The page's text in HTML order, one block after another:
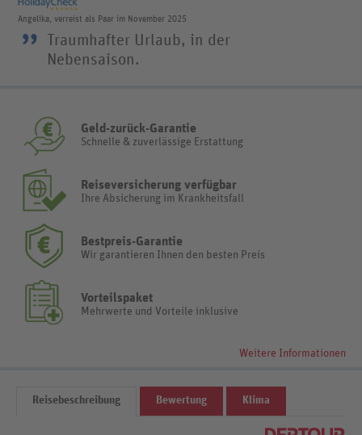
Angelika, verreist als Paar im November 2025
”
Traumhafter Urlaub, in der
Nebensaison.
Geld-zurück-Garantie
Schnelle & zuverlässige Erstattung
Reiseversicherung verfügbar
Ihre Absicherung im Krankheitsfall
Bestpreis-Garantie
Wir garantieren Ihnen den besten Preis
Vorteilspaket
Mehrwerte und Vorteile inklusive
Weitere Informationen
Reisebeschreibung Bewertung Klima